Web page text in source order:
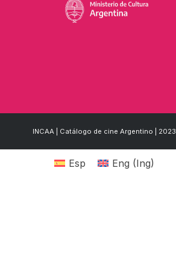
INCAA | Catálogo de cine Argentino | 2023
Esp Eng (Ing)